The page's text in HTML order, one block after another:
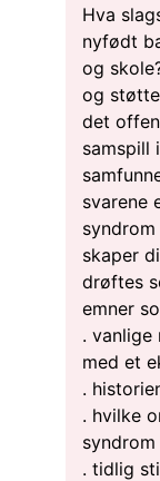
Hva
nyfødt
og
og
det
samspill
svarene
skaper
drøftes
emner
. vanlige
med et
.
. hvilke
syndrom
. tidlig